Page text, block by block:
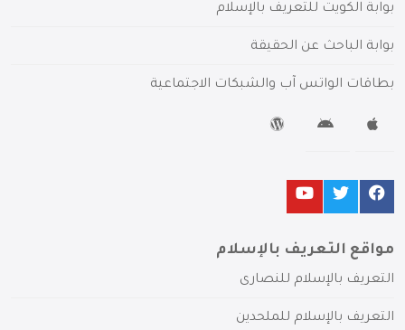
بوابة الكويت للتعريف بالإسلام
بوابة الباحث عن الحقيقة
بطاقات الواتس آب والشبكات الاجتماعية
مواقع التعريف بالإسلام
التعريف بالإسلام للنصارى
التعريف بالإسلام للملحدين